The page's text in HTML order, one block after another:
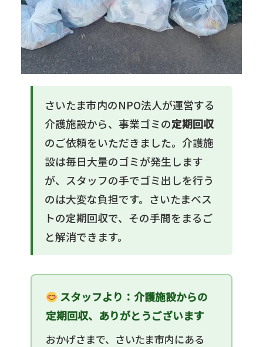
さいたま市内のNPO法人が運営する
介護施設から、事業ゴミの定期回収
のご依頼をいただきました。介護施
設は毎日大量のゴミが発生します
が、スタッフの手でゴミ出しを行う
のは大変な負担です。さいたまベス
トの定期回収で、その手間をまるご
と解消できます。
スタッフより：介護施設からの
定期回収、ありがとうございます
おかげさまで、さいたま市内にある